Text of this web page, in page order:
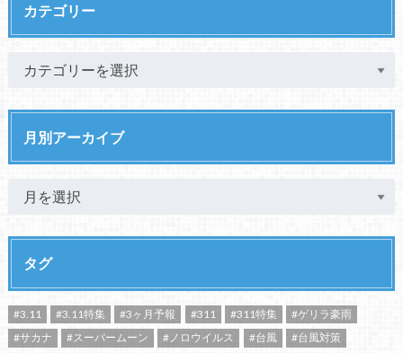
カテゴリー
月別アーカイブ
タグ
#3.11 #3.11特集 #3ヶ月予報 #311 #311特集
#ゲリラ豪雨
#サカナ
#スーパームーン #ノロウイルス #台風
#台風対策